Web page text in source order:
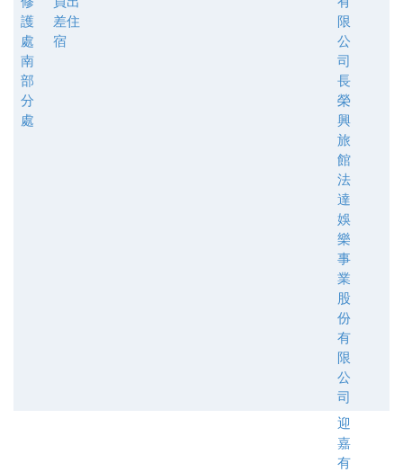
護
處
南
部
分
處
差住
宿
限
公
司
長
榮
興
旅
館
法
達
娛
樂
事
業
股
份
有
限
公
司
迎
嘉
有